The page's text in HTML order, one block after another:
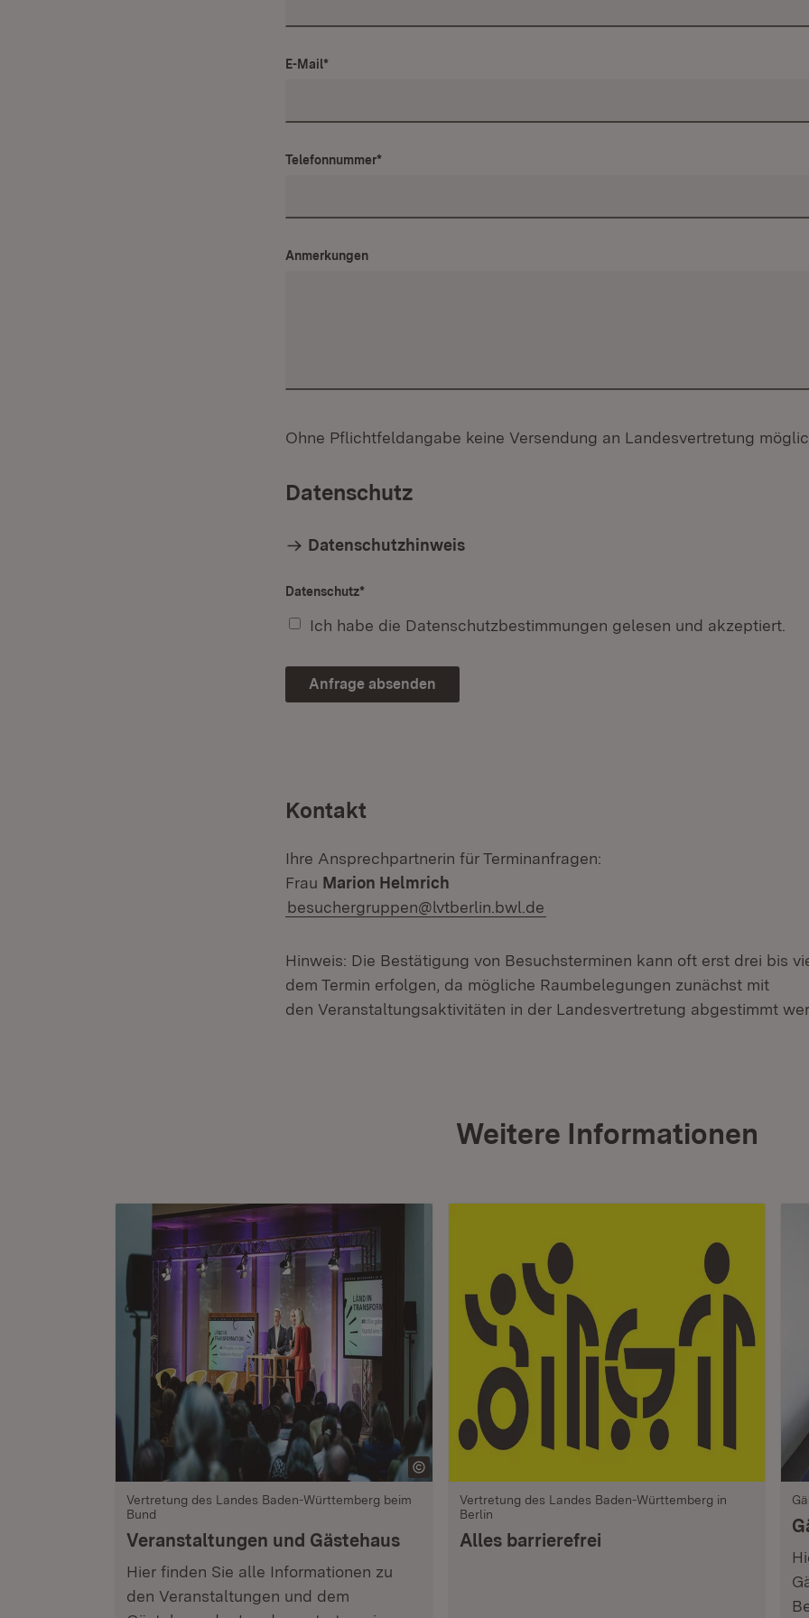
E-Mail*
Telefonnummer*
Anmerkungen
Ohne Pflichtfeldangabe keine Versendung an Landesvertretung
Datenschutz
Datenschutzhinweis
Datenschutz*
Ich habe die Datenschutzbestimmungen gelesen und akzeptiert.
Kontakt
Ihre Ansprechpartnerin für Terminanfragen:
Frau Marion Helmrich
besuchergruppen@lvtberlin.bwl.de
Hinweis: Die Bestätigung von Besuchsterminen kann oft erst drei bis
dem Termin erfolgen, da mögliche Raumbelegungen zunächst mit
den Veranstaltungsaktivitäten in der Landesvertretung abgestimmt
Weitere Informationen
Vertretung des Landes Baden-Württemberg beim
Bund
Veranstaltungen und Gästehaus
Hier finden Sie alle Informationen zu
den Veranstaltungen und dem
Vertretung des Landes Baden-Württemberg in
Berlin
Alles barrierefrei